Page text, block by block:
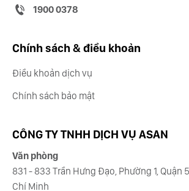
1900 0378
Chính sách & điều khoản
Điều khoản dịch vụ
Chính sách bảo mật
CÔNG TY TNHH DỊCH VỤ ASAN
Văn phòng
831 - 833 Trần Hưng Đạo, Phường 1, Quận
Chí Minh